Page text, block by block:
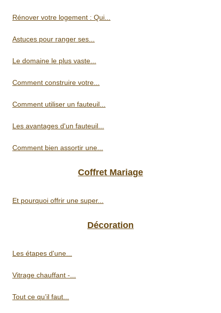
Rénover votre logement : Qui...
Astuces pour ranger ses...
Le domaine le plus vaste...
Comment construire votre...
Comment utiliser un fauteuil...
Les avantages d'un fauteuil...
Comment bien assortir une...
Coffret Mariage
Et pourquoi offrir une super...
Décoration
Les étapes d'une...
Vitrage chauffant -...
Tout ce qu’il faut...